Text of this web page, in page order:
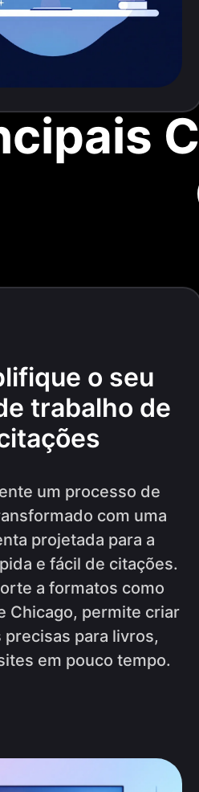
o seu
trabalho de
um processo de
com uma
projetada para a
e fácil de citações.
a formatos como
Chicago, permite criar
precisas para livros,
em pouco tempo.